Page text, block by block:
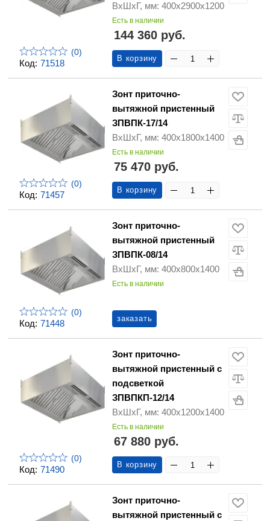
Код: 71518
(0)
ВхШхГ, мм: 400х2900х1200
Есть в наличии
144 360 руб.
В корзину
Код: 71457
(0)
Зонт приточно-
вытяжной пристенный
ЗПВПК-17/14
ВхШхГ, мм: 400х1800х1400
Есть в наличии
75 470 руб.
В корзину
Код: 71448
(0)
Зонт приточно-
вытяжной пристенный
ЗПВПК-08/14
ВхШхГ, мм: 400х800х1400
Есть в наличии
заказать
Код: 71490
(0)
Зонт приточно-
вытяжной пристенный с
подсветкой
ЗПВПКП-12/14
ВхШхГ, мм: 400х1200х1400
Есть в наличии
67 880 руб.
В корзину
Зонт приточно-
вытяжной пристенный с